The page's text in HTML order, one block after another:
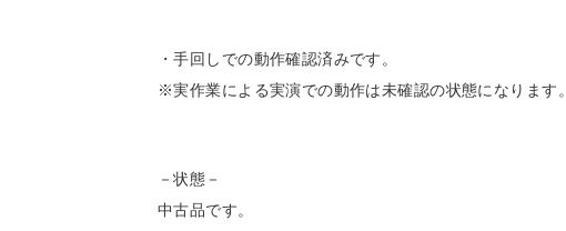
・手回しでの動作確認済みです。
※実作業による実演での動作は未確認の状態になります。
－状態－
中古品です。